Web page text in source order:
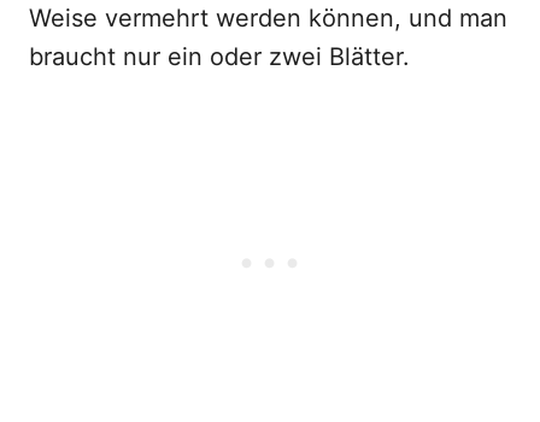
Weise vermehrt werden können, und man
braucht nur ein oder zwei Blätter.